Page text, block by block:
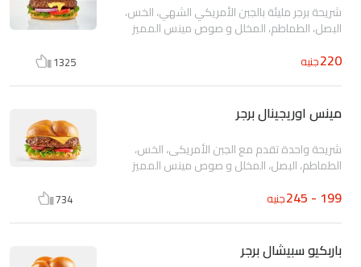
شريحة برجر مليئة بالجبن الأمريكي الشهي، الخس،
البصل، الطماطم، المخلل و صوص مينس المميز
220جنيه 1325
مينس اوريجينال برجر
شريحة واحدة تقدم مع الجبن الأمريكى، الخس،
الطماطم، البصل، المخلل و صوص مينس المميز
199 - 245 جنيه 734
باربكيو سبيشال برجر